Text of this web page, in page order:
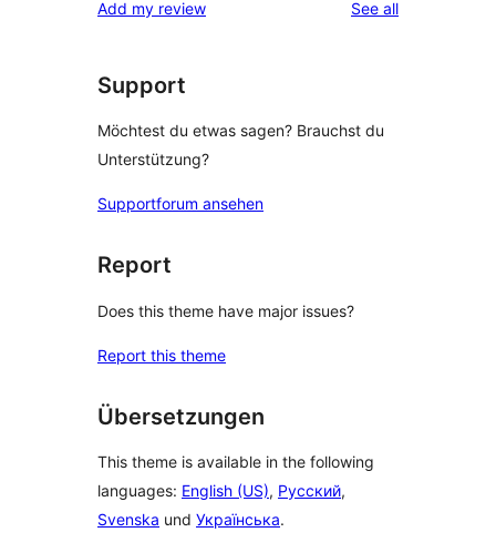
Rezension
Sterne-
Add my review See allreviews
Support
Möchtest du etwas sagen? Brauchst du
Unterstützung?
Supportforum ansehen
Report
Does this theme have major issues?
Report this theme
Übersetzungen
This theme is available in the following
languages: English (US), Русский,
Svenska und Українська.